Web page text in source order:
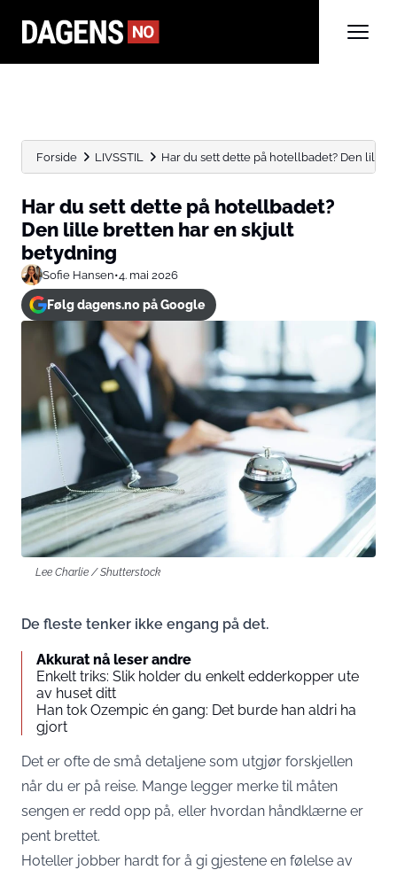
Forside LIVSSTIL Har du sett dette på hotellbadet? Den lille
Har du sett dette på hotellbadet?
Den lille bretten har en skjult
betydning
Sofie Hansen•4. mai 2026
Følg dagens.no på Google
Lee Charlie / Shutterstock
De fleste tenker ikke engang på det.
Akkurat nå leser andre
Enkelt triks: Slik holder du enkelt edderkopper ute
av huset ditt
Han tok Ozempic én gang: Det burde han aldri ha
gjort
Det er ofte de små detaljene som utgjør forskjellen
når du er på reise. Mange legger merke til måten
sengen er redd opp på, eller hvordan håndklærne er
pent brettet.
Hoteller jobber hardt for å gi gjestene en følelse av